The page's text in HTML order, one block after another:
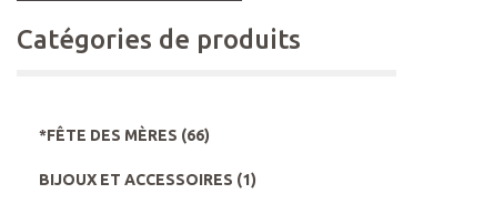
Catégories de produits
*FÊTE DES MÈRES (66)
BIJOUX ET ACCESSOIRES (1)